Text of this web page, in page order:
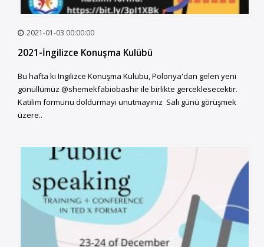
2021-01-03 00:00:00
2021-İngilizce Konuşma Kulübü
Bu hafta ki Ingilizce Konuşma Kulubu, Polonya'dan gelen yeni
gönüllümüz @shemekfabiobashir ile birlikte gerceklesecektir.
Katilim formunu doldurmayi unutmayınız Salı günü görüşmek
üzere..